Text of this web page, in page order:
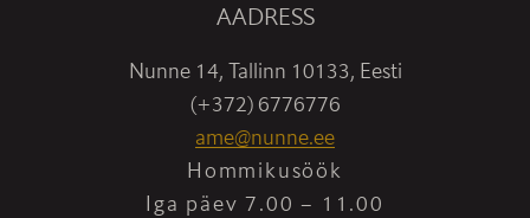
AADRESS
Nunne 14, Tallinn 10133, Eesti
(+372) 6776776
ame@nunne.ee
Hommikusöök
Iga päev 7.00 – 11.00